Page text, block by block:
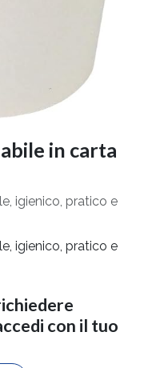
in carta
igienico, pratico e
igienico, pratico e
con il tuo